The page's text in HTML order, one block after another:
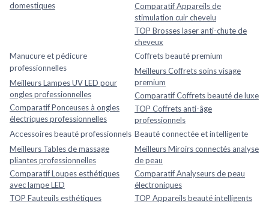
domestiques
Comparatif Appareils de
stimulation cuir chevelu
TOP Brosses laser anti-chute de
cheveux
Manucure et pédicure
professionnelles
Meilleurs Lampes UV LED pour
ongles professionnelles
Comparatif Ponceuses à ongles
électriques professionnelles
Coffrets beauté premium
Meilleurs Coffrets soins visage
premium
Comparatif Coffrets beauté de luxe
TOP Coffrets anti-âge
professionnels
Accessoires beauté professionnels
Meilleurs Tables de massage
pliantes professionnelles
Comparatif Loupes esthétiques
avec lampe LED
TOP Fauteuils esthétiques
Beauté connectée et intelligente
Meilleurs Miroirs connectés analyse
de peau
Comparatif Analyseurs de peau
électroniques
TOP Appareils beauté intelligents